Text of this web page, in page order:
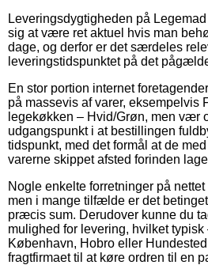
Leveringsdygtigheden på
sig at være ret aktuel hvis man
dage, og derfor er det særdeles
leveringstidspunktet på det
En stor portion internet
på massevis af varer, eksempelvis
legekøkken – Hvid/Grøn, men vær
udgangspunkt i at bestillingen
tidspunkt, med det formål at de
varerne skippet afsted forinden
Nogle enkelte forretninger på
men i mange tilfælde er det
præcis sum. Derudover kunne du
mulighed for levering, hvilket
København, Hobro eller
fragtfirmaet til at køre ordren til en